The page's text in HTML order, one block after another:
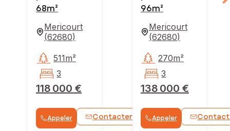
68m²
Mericourt
(62680)
118 000 €
511m²
3
Appeler Contacter WhatsApp
96m²
Mericourt
(62680)
138 000 €
270m²
3
Appeler